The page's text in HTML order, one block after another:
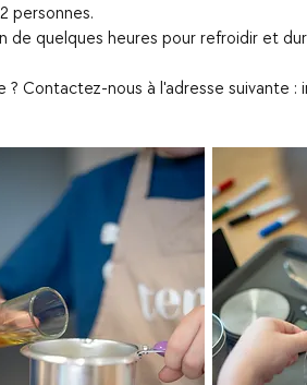
personnes.
de quelques heures pour refroidir et
? Contactez-nous à l'adresse suivante :